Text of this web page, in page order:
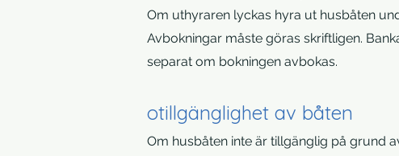
Om uthyraren lyckas hyra ut husbåten
Avbokningar måste göras skriftligen.
separat om bokningen avbokas.
otillgänglighet av båten
Om husbåten inte är tillgänglig på grund